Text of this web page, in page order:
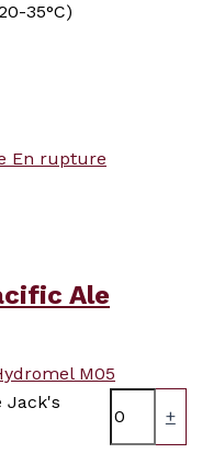
35°C)
En rupture
Ale
Jack's
+